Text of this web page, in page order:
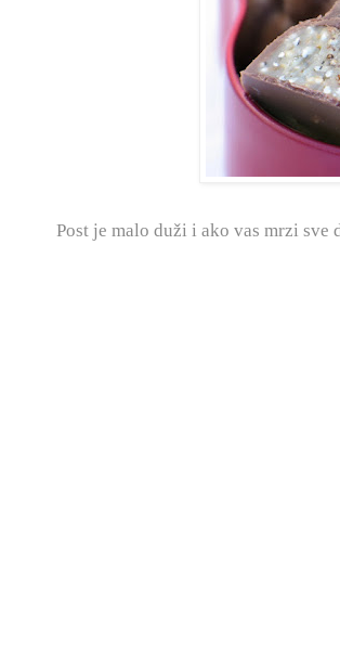
Post je malo duži i ako vas mrzi sve